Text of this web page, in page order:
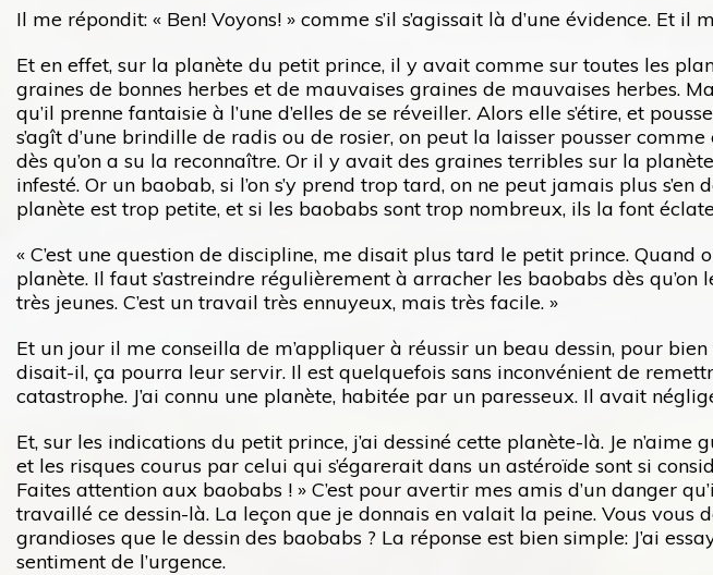
Il me répondit: « Ben! Voyons! » comme s’il s’agissait là d’une évidence.
Et en effet, sur la planète du petit prince, il y avait comme sur toutes les
graines de bonnes herbes et de mauvaises graines de mauvaises herbes.
qu’il prenne fantaisie à l’une d’elles de se réveiller. Alors elle s’étire, et
s’agît d’une brindille de radis ou de rosier, on peut la laisser pousser
dès qu’on a su la reconnaître. Or il y avait des graines terribles sur la
infesté. Or un baobab, si l’on s’y prend trop tard, on ne peut jamais plus
planète est trop petite, et si les baobabs sont trop nombreux, ils la font
« C’est une question de discipline, me disait plus tard le petit prince.
planète. Il faut s’astreindre régulièrement à arracher les baobabs dès
très jeunes. C’est un travail très ennuyeux, mais très facile. »
Et un jour il me conseilla de m’appliquer à réussir un beau dessin, pour
disait-il, ça pourra leur servir. Il est quelquefois sans inconvénient de
catastrophe. J’ai connu une planète, habitée par un paresseux. Il avait
Et, sur les indications du petit prince, j’ai dessiné cette planète-là. Je
et les risques courus par celui qui s’égarerait dans un astéroïde sont si
Faites attention aux baobabs ! » C’est pour avertir mes amis d’un danger
travaillé ce dessin-là. La leçon que je donnais en valait la peine. Vous vous
grandioses que le dessin des baobabs ? La réponse est bien simple: J’ai
sentiment de l’urgence.